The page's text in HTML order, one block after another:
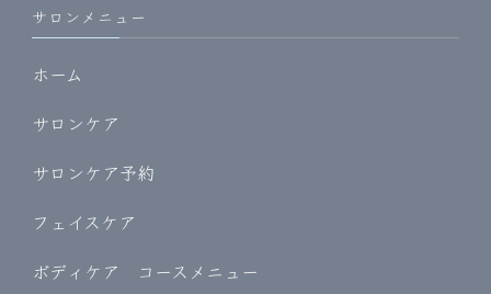
サロンメニュー
ホーム
サロンケア
サロンケア予約
フェイスケア
ボディケア コースメニュー